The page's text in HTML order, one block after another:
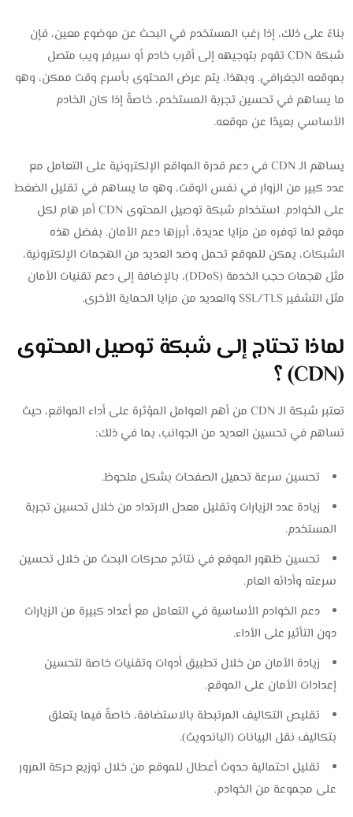
بناءً على ذلك، إذا رغب المستخدم في البحث عن موضوع معين، فإن
شبكة CDN تقوم بتوجيهه إلى أقرب خادم أو سيرفر ويب متصل
بموقعه الجغرافي. وبهذا، يتم عرض المحتوى بأسرع وقت ممكن، وهو
ما يساهم في تحسين تجربة المستخدم، خاصةً إذا كان الخادم
الأساسي بعيدًا عن موقعه.
يساهم الـ CDN في دعم قدرة المواقع الإلكترونية على التعامل مع
عدد كبير من الزوار في نفس الوقت، وهو ما يساهم في تقليل الضغط
على الخوادم. استخدام شبكة توصيل المحتوى CDN أمر هام لكل
موقع لما توفره من مزايا عديدة، أبرزها دعم الأمان. بفضل هذه
الشبكات، يمكن للموقع تحمل وصد العديد من الهجمات الإلكترونية،
مثل هجمات حجب الخدمة (DDoS)، بالإضافة إلى دعم تقنيات الأمان
مثل التشفير SSL/TLS والعديد من مزايا الحماية الأخرى.
لماذا تحتاج إلى شبكة توصيل المحتوى
(CDN) ؟
تعتبر شبكة الـ CDN من أهم العوامل المؤثرة على أداء المواقع، حيث
تساهم في تحسين العديد من الجوانب، بما في ذلك:
تحسين سرعة تحميل الصفحات بشكل ملحوظ.
زيادة عدد الزيارات وتقليل معدل الارتداد من خلال تحسين تجربة
المستخدم.
تحسين ظهور الموقع في نتائج محركات البحث من خلال تحسين
سرعته وأدائه العام.
دعم الخوادم الأساسية في التعامل مع أعداد كبيرة من الزيارات
دون التأثير على الأداء.
زيادة الأمان من خلال تطبيق أدوات وتقنيات خاصة لتحسين
إعدادات الأمان على الموقع.
تقليص التكاليف المرتبطة بالاستضافة، خاصةً فيما يتعلق
بتكاليف نقل البيانات (الباندويث).
تقليل احتمالية حدوث أعطال للموقع من خلال توزيع حركة المرور
على مجموعة من الخوادم.